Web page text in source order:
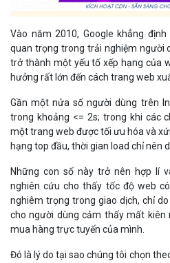
Vào năm 2010, Google khẳng định
quan trọng trong trải nghiệm người
trở thành một yếu tố xếp hạng của
hưởng rất lớn đến cách trang web
Gần một nửa số người dùng trên
trong khoảng <= 2s; trong khi các
một trang web được tối ưu hóa và
hạng top đầu, thời gian load chỉ nên
Những con số này trở nên hợp lí
nghiên cứu cho thấy tốc độ web
nghiêm trọng trong giao dịch, chỉ
cho người dùng cảm thấy mất kiên
mua hàng trực tuyến của mình.
Đó là lý do tại sao chúng tôi chọn